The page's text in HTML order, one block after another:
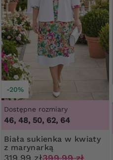
-20%
Dostępne rozmiary
46, 48, 50, 62, 64
Biała sukienka w kwiaty
z marynarką
319,99 zł399,99 zł